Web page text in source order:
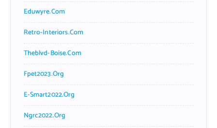
Eduwyre.com
Retro-Interiors.com
Theblvd-Boise.com
Fpet2023.org
E-Smart2022.org
Ngrc2022.org